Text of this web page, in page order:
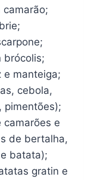
camarão;
brócolis;
e manteiga;
cebola,
pimentões);
camarões e
de bertalha,
batata);
gratin e